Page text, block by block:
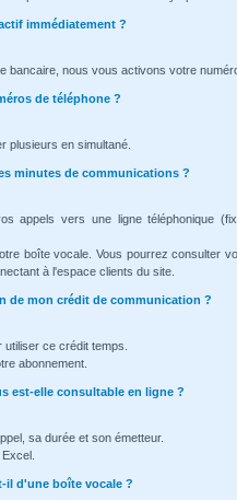
immédiatement ?
bancaire, nous vous activons votre
de téléphone ?
plusieurs en simultané.
minutes de communications ?
appels vers une ligne téléphonique
boîte vocale. Vous pourrez consulter
à l'espace clients du site.
de mon crédit de communication ?
ce crédit temps.
abonnement.
est-elle consultable en ligne ?
sa durée et son émetteur.
il d'une boîte vocale ?